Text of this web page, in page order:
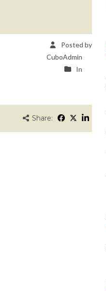
Posted by
CuboAdmin
In
Share: